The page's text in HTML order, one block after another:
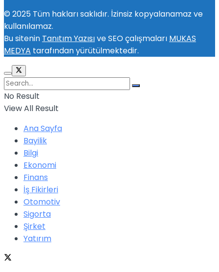
© 2025 Tüm hakları saklıdır. İzinsiz kopyalanamaz ve
kullanılamaz.
Bu sitenin Tanıtım Yazısıve SEO çalışmaları MUKAS
MEDYA tarafından yürütülmektedir.
No Result
View All Result
Ana Sayfa
Bayilik
Bilgi
Ekonomi
Finans
İş Fikirleri
Otomotiv
Sigorta
Şirket
Yatırım